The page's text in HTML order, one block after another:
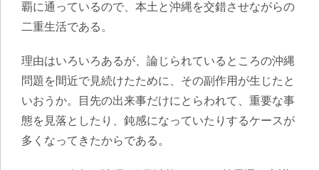
覇に通っているので、本土と沖縄を交錯させながらの
二重生活である。
理由はいろいろあるが、論じられているところの沖縄
問題を間近で見続けたために、その副作用が生じたと
いおうか。目先の出来事だけにとらわれて、重要な事
態を見落としたり、鈍感になっていたりするケースが
多くなってきたからである。